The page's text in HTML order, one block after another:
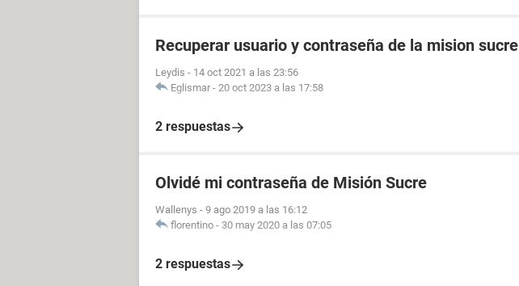
Recuperar usuario y contraseña de la mision sucre
Leydis - 14 oct 2021 a las 23:56
Eglismar - 20 oct 2023 a las 17:58
2 respuestas
Olvidé mi contraseña de Misión Sucre
Wallenys - 9 ago 2019 a las 16:12
florentino - 30 may 2020 a las 07:05
2 respuestas